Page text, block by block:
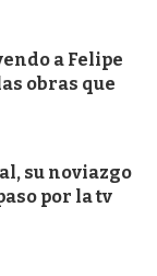
a Felipe
obras que
su noviazgo
por la tv